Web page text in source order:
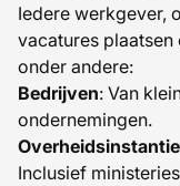
Iedere werkgever,
vacatures plaatsen
onder andere:
Bedrijven: Van
ondernemingen.
Inclusief